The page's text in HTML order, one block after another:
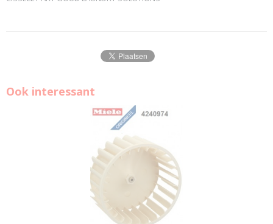
Ook interessant